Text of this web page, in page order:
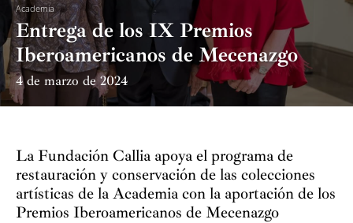
Academia
Entrega de los IX Premios
Iberoamericanos de Mecenazgo
4 de marzo de 2024
La Fundación Callia apoya el programa de
restauración y conservación de las colecciones
artísticas de la Academia con la aportación de los
Premios Iberoamericanos de Mecenazgo